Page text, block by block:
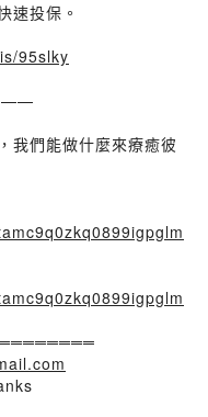
速投保。
95slky
——
我們能做什麼來療癒彼